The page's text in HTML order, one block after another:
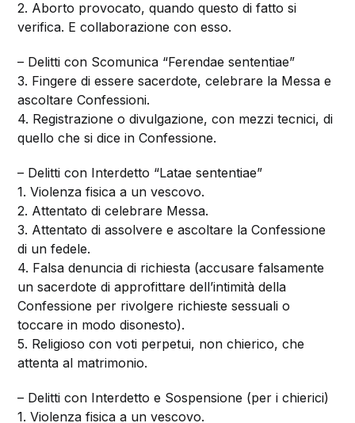
2. Aborto provocato, quando questo di fatto si
verifica. E collaborazione con esso.
– Delitti con Scomunica “Ferendae sententiae”
3. Fingere di essere sacerdote, celebrare la Messa e
ascoltare Confessioni.
4. Registrazione o divulgazione, con mezzi tecnici, di
quello che si dice in Confessione.
– Delitti con Interdetto “Latae sententiae”
1. Violenza fisica a un vescovo.
2. Attentato di celebrare Messa.
3. Attentato di assolvere e ascoltare la Confessione
di un fedele.
4. Falsa denuncia di richiesta (accusare falsamente
un sacerdote di approfittare dell’intimità della
Confessione per rivolgere richieste sessuali o
toccare in modo disonesto).
5. Religioso con voti perpetui, non chierico, che
attenta al matrimonio.
– Delitti con Interdetto e Sospensione (per i chierici)
1. Violenza fisica a un vescovo.